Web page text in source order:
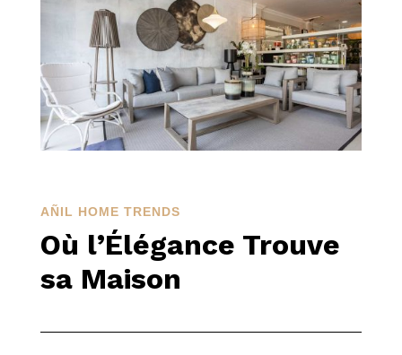
AÑIL HOME TRENDS
Où l’Élégance Trouve
sa Maison